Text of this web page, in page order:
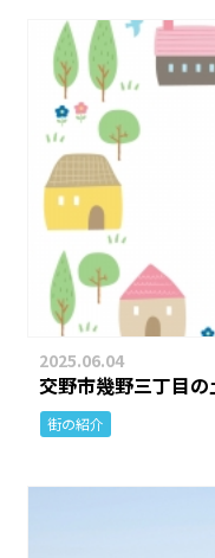
2025.06.04
交野市幾野三丁目
街の紹介